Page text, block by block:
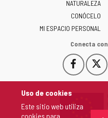
Uso de cookies
Este sitio web utiliza
cookies para
y
León
-
NATURALEZA
CONÓCELO
MI ESPACIO PERSONAL
Conecta
Facebook
Este
enlace
en